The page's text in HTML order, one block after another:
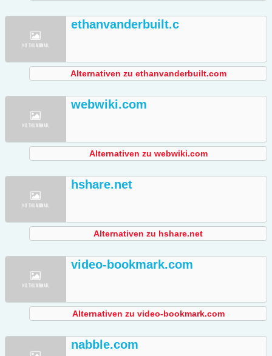
ethanvanderbuilt.c
Alternativen zu ethanvanderbuilt.com
webwiki.com
Alternativen zu webwiki.com
hshare.net
Alternativen zu hshare.net
video-bookmark.com
Alternativen zu video-bookmark.com
nabble.com